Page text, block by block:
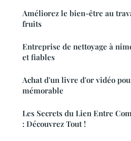
Améliorez le bien-être au
fruits
Entreprise de nettoyage à
et fiables
Achat d'un livre d'or vidéo
mémorable
Les Secrets du Lien Entre
: Découvrez Tout !